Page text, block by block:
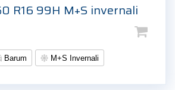
R16 99H M+S invernali
Barum M+S Invernali